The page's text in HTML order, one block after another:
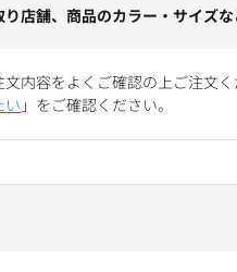
店舗、商品のカラー・サイズな
文内容をよくご確認の上ご注文く
い 」をご確認ください。